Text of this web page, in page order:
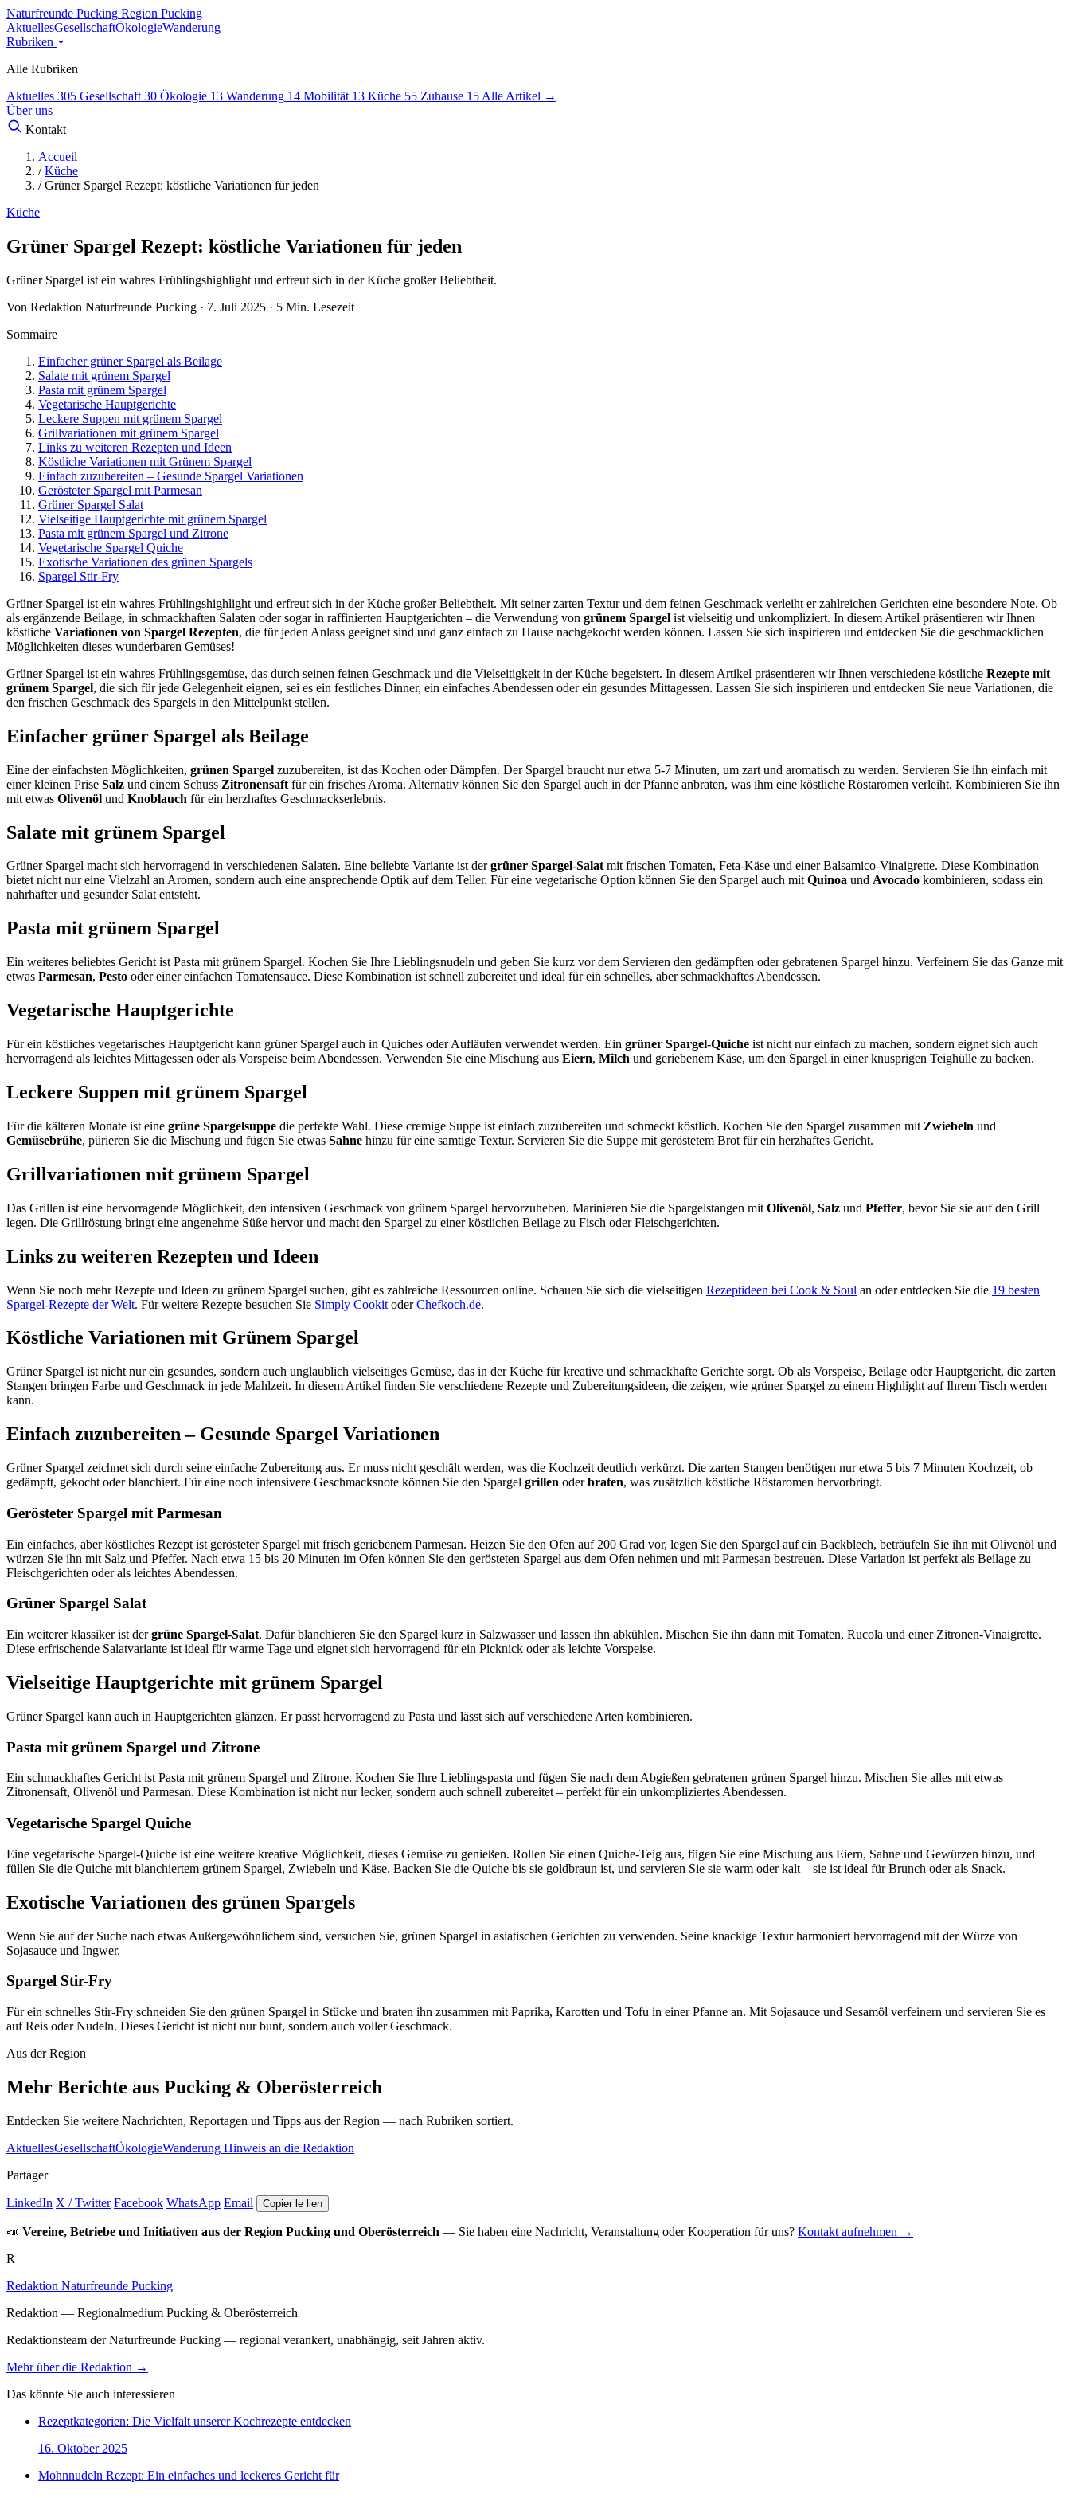
Naturfreunde Pucking Region Pucking
AktuellesGesellschaftÖkologieWanderung
Rubriken
Alle Rubriken
Aktuelles 305 Gesellschaft 30 Ökologie 13 Wanderung 14 Mobilität 13 Küche 55 Zuhause 15 Alle Artikel →
Über uns
Kontakt
Accueil
/ Küche
/ Grüner Spargel Rezept: köstliche Variationen für jeden
Küche
Grüner Spargel Rezept: köstliche Variationen für jeden
Grüner Spargel ist ein wahres Frühlingshighlight und erfreut sich in der Küche großer Beliebtheit.
Von Redaktion Naturfreunde Pucking · 7. Juli 2025 · 5 Min. Lesezeit
Sommaire
Einfacher grüner Spargel als Beilage
Salate mit grünem Spargel
Pasta mit grünem Spargel
Vegetarische Hauptgerichte
Leckere Suppen mit grünem Spargel
Grillvariationen mit grünem Spargel
Links zu weiteren Rezepten und Ideen
Köstliche Variationen mit Grünem Spargel
Einfach zuzubereiten – Gesunde Spargel Variationen
Gerösteter Spargel mit Parmesan
Grüner Spargel Salat
Vielseitige Hauptgerichte mit grünem Spargel
Pasta mit grünem Spargel und Zitrone
Vegetarische Spargel Quiche
Exotische Variationen des grünen Spargels
Spargel Stir-Fry
Grüner Spargel ist ein wahres Frühlingshighlight und erfreut sich in der Küche großer Beliebtheit. Mit seiner zarten Textur und dem feinen Geschmack verleiht er zahlreichen Gerichten eine besondere Note. Ob
als ergänzende Beilage, in schmackhaften Salaten oder sogar in raffinierten Hauptgerichten – die Verwendung von grünem Spargel ist vielseitig und unkompliziert. In diesem Artikel präsentieren wir Ihnen
köstliche Variationen von Spargel Rezepten, die für jeden Anlass geeignet sind und ganz einfach zu Hause nachgekocht werden können. Lassen Sie sich inspirieren und entdecken Sie die geschmacklichen
Möglichkeiten dieses wunderbaren Gemüses!
Grüner Spargel ist ein wahres Frühlingsgemüse, das durch seinen feinen Geschmack und die Vielseitigkeit in der Küche begeistert. In diesem Artikel präsentieren wir Ihnen verschiedene köstliche Rezepte mit
grünem Spargel, die sich für jede Gelegenheit eignen, sei es ein festliches Dinner, ein einfaches Abendessen oder ein gesundes Mittagessen. Lassen Sie sich inspirieren und entdecken Sie neue Variationen, die
den frischen Geschmack des Spargels in den Mittelpunkt stellen.
Einfacher grüner Spargel als Beilage
Eine der einfachsten Möglichkeiten, grünen Spargel zuzubereiten, ist das Kochen oder Dämpfen. Der Spargel braucht nur etwa 5-7 Minuten, um zart und aromatisch zu werden. Servieren Sie ihn einfach mit
einer kleinen Prise Salz und einem Schuss Zitronensaft für ein frisches Aroma. Alternativ können Sie den Spargel auch in der Pfanne anbraten, was ihm eine köstliche Röstaromen verleiht. Kombinieren Sie ihn
mit etwas Olivenöl und Knoblauch für ein herzhaftes Geschmackserlebnis.
Salate mit grünem Spargel
Grüner Spargel macht sich hervorragend in verschiedenen Salaten. Eine beliebte Variante ist dergrüner Spargel-Salatmit frischen Tomaten, Feta-Käse und einer Balsamico-Vinaigrette. Diese Kombination
bietet nicht nur eine Vielzahl an Aromen, sondern auch eine ansprechende Optik auf dem Teller. Für eine vegetarische Option können Sie den Spargel auch mitQuinoa und Avocado kombinieren, sodass ein
nahrhafter und gesunder Salat entsteht.
Pasta mit grünem Spargel
Ein weiteres beliebtes Gericht ist Pasta mit grünem Spargel. Kochen Sie Ihre Lieblingsnudeln und geben Sie kurz vor dem Servieren den gedämpften oder gebratenen Spargel hinzu. Verfeinern Sie das Ganze mit
etwas Parmesan, Pesto oder einer einfachen Tomatensauce. Diese Kombination ist schnell zubereitet und ideal für ein schnelles, aber schmackhaftes Abendessen.
Vegetarische Hauptgerichte
Für ein köstliches vegetarisches Hauptgericht kann grüner Spargel auch in Quiches oder Aufläufen verwendet werden. Ein grüner Spargel-Quiche ist nicht nur einfach zu machen, sondern eignet sich auch
hervorragend als leichtes Mittagessen oder als Vorspeise beim Abendessen. Verwenden Sie eine Mischung aus Eiern, Milch und geriebenem Käse, um den Spargel in einer knusprigen Teighülle zu backen.
Leckere Suppen mit grünem Spargel
Für die kälteren Monate ist eine grüne Spargelsuppe die perfekte Wahl. Diese cremige Suppe ist einfach zuzubereiten und schmeckt köstlich. Kochen Sie den Spargel zusammen mit Zwiebeln und
Gemüsebrühe, pürieren Sie die Mischung und fügen Sie etwas Sahne hinzu für eine samtige Textur. Servieren Sie die Suppe mit geröstetem Brot für ein herzhaftes Gericht.
Grillvariationen mit grünem Spargel
Das Grillen ist eine hervorragende Möglichkeit, den intensiven Geschmack von grünem Spargel hervorzuheben. Marinieren Sie die Spargelstangen mit Olivenöl, Salz und Pfeffer, bevor Sie sie auf den Grill
legen. Die Grillröstung bringt eine angenehme Süße hervor und macht den Spargel zu einer köstlichen Beilage zu Fisch oder Fleischgerichten.
Links zu weiteren Rezepten und Ideen
Wenn Sie noch mehr Rezepte und Ideen zu grünem Spargel suchen, gibt es zahlreiche Ressourcen online. Schauen Sie sich die vielseitigen Rezeptideen bei Cook & Soul an oder entdecken Sie die 19 besten
Spargel-Rezepte der Welt. Für weitere Rezepte besuchen Sie Simply Cookit oderChefkoch.de.
Köstliche Variationen mit Grünem Spargel
Grüner Spargel ist nicht nur ein gesundes, sondern auch unglaublich vielseitiges Gemüse, das in der Küche für kreative und schmackhafte Gerichte sorgt. Ob als Vorspeise, Beilage oder Hauptgericht, die zarten
Stangen bringen Farbe und Geschmack in jede Mahlzeit. In diesem Artikel finden Sie verschiedene Rezepte und Zubereitungsideen, die zeigen, wie grüner Spargel zu einem Highlight auf Ihrem Tisch werden
kann.
Einfach zuzubereiten – Gesunde Spargel Variationen
Grüner Spargel zeichnet sich durch seine einfache Zubereitung aus. Er muss nicht geschält werden, was die Kochzeit deutlich verkürzt. Die zarten Stangen benötigen nur etwa 5 bis 7 Minuten Kochzeit, ob
gedämpft, gekocht oder blanchiert. Für eine noch intensivere Geschmacksnote können Sie den Spargel grillen oderbraten, was zusätzlich köstliche Röstaromen hervorbringt.
Gerösteter Spargel mit Parmesan
Ein einfaches, aber köstliches Rezept ist gerösteter Spargel mit frisch geriebenem Parmesan. Heizen Sie den Ofen auf 200 Grad vor, legen Sie den Spargel auf ein Backblech, beträufeln Sie ihn mit Olivenöl und
würzen Sie ihn mit Salz und Pfeffer. Nach etwa 15 bis 20 Minuten im Ofen können Sie den gerösteten Spargel aus dem Ofen nehmen und mit Parmesan bestreuen. Diese Variation ist perfekt als Beilage zu
Fleischgerichten oder als leichtes Abendessen.
Grüner Spargel Salat
Ein weiterer klassiker ist dergrüne Spargel-Salat. Dafür blanchieren Sie den Spargel kurz in Salzwasser und lassen ihn abkühlen. Mischen Sie ihn dann mit Tomaten, Rucola und einer Zitronen-Vinaigrette.
Diese erfrischende Salatvariante ist ideal für warme Tage und eignet sich hervorragend für ein Picknick oder als leichte Vorspeise.
Vielseitige Hauptgerichte mit grünem Spargel
Grüner Spargel kann auch in Hauptgerichten glänzen. Er passt hervorragend zu Pasta und lässt sich auf verschiedene Arten kombinieren.
Pasta mit grünem Spargel und Zitrone
Ein schmackhaftes Gericht ist Pasta mit grünem Spargel und Zitrone. Kochen Sie Ihre Lieblingspasta und fügen Sie nach dem Abgießen gebratenen grünen Spargel hinzu. Mischen Sie alles mit etwas
Zitronensaft, Olivenöl und Parmesan. Diese Kombination ist nicht nur lecker, sondern auch schnell zubereitet – perfekt für ein unkompliziertes Abendessen.
Vegetarische Spargel Quiche
Eine vegetarische Spargel-Quiche ist eine weitere kreative Möglichkeit, dieses Gemüse zu genießen. Rollen Sie einen Quiche-Teig aus, fügen Sie eine Mischung aus Eiern, Sahne und Gewürzen hinzu, und
füllen Sie die Quiche mit blanchiertem grünem Spargel, Zwiebeln und Käse. Backen Sie die Quiche bis sie goldbraun ist, und servieren Sie sie warm oder kalt – sie ist ideal für Brunch oder als Snack.
Exotische Variationen des grünen Spargels
Wenn Sie auf der Suche nach etwas Außergewöhnlichem sind, versuchen Sie, grünen Spargel in asiatischen Gerichten zu verwenden. Seine knackige Textur harmoniert hervorragend mit der Würze von
Sojasauce und Ingwer.
Spargel Stir-Fry
Für ein schnelles Stir-Fry schneiden Sie den grünen Spargel in Stücke und braten ihn zusammen mit Paprika, Karotten und Tofu in einer Pfanne an. Mit Sojasauce und Sesamöl verfeinern und servieren Sie es
auf Reis oder Nudeln. Dieses Gericht ist nicht nur bunt, sondern auch voller Geschmack.
Aus der Region
Mehr Berichte aus Pucking & Oberösterreich
Entdecken Sie weitere Nachrichten, Reportagen und Tipps aus der Region — nach Rubriken sortiert.
AktuellesGesellschaftÖkologieWanderung Hinweis an die Redaktion
Partager
LinkedIn X / Twitter Facebook WhatsApp Email Copier le lien
📣 Vereine, Betriebe und Initiativen aus der Region Pucking und Oberösterreich — Sie haben eine Nachricht, Veranstaltung oder Kooperation für uns? Kontakt aufnehmen →
R
Redaktion Naturfreunde Pucking
Redaktion — Regionalmedium Pucking & Oberösterreich
Redaktionsteam der Naturfreunde Pucking — regional verankert, unabhängig, seit Jahren aktiv.
Mehr über die Redaktion →
Das könnte Sie auch interessieren
Rezeptkategorien: Die Vielfalt unserer Kochrezepte entdecken
16. Oktober 2025
Mohnnudeln Rezept: Ein einfaches und leckeres Gericht für